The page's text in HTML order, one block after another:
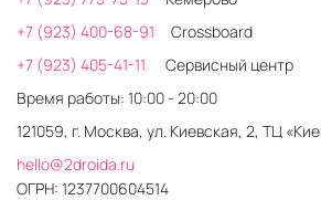
+7 (923) 400-68-91
Crossboard
+7 (923) 405-41-11
Сервисный центр
Время работы: 10:00 - 20:00
121059, г. Москва, ул. Киевская, 2, ТЦ
hello@2droida.ru
ОГРН: 1237700604514